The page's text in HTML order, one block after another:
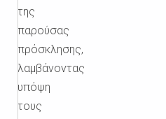
της
παρούσας
πρόσκλησης,
λαμβάνοντας
υπόψη
τους